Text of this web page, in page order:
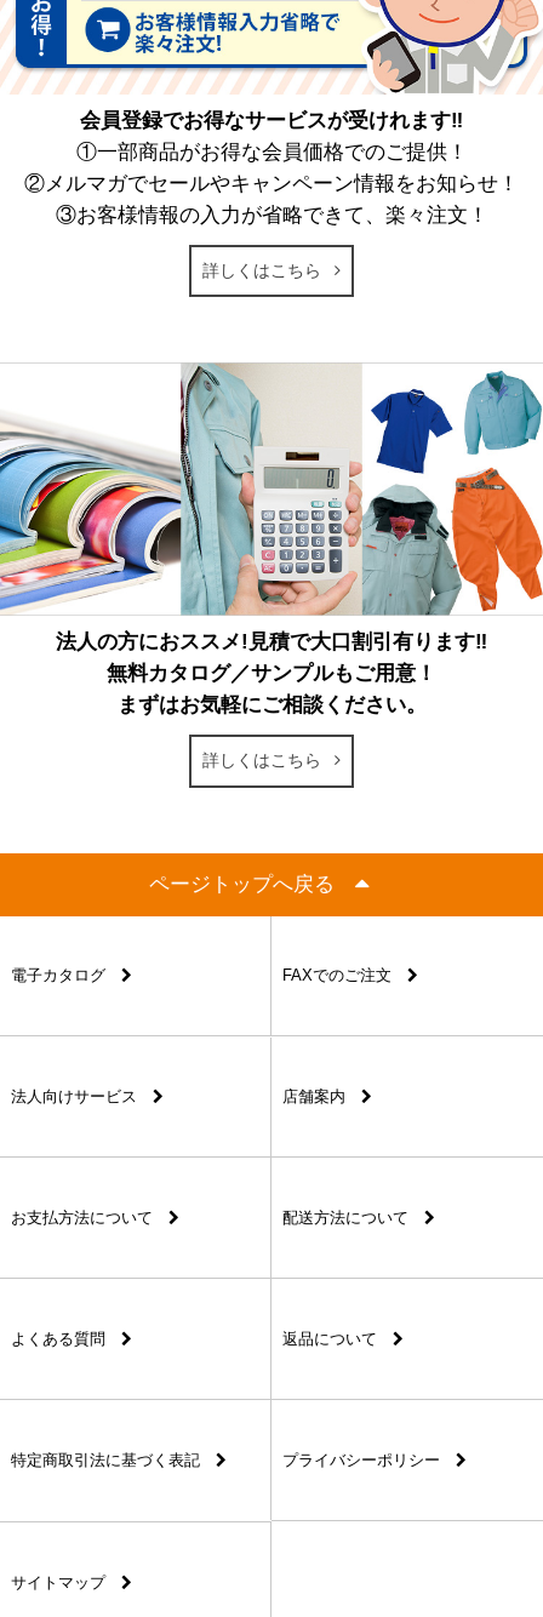
会員登録でお得なサービスが受けれます‼
①一部商品がお得な会員価格でのご提供！
②メルマガでセールやキャンペーン情報をお知らせ！
③お客様情報の入力が省略できて、楽々注文！
詳しくはこちら
法人の方におススメ!見積で大口割引有ります‼
無料カタログ／サンプルもご用意！
まずはお気軽にご相談ください。
詳しくはこちら
ページトップへ戻る
電子カタログ FAXでのご注文
法人向けサービス 店舗案内
お支払方法について 配送方法について
よくある質問 返品について
特定商取引法に基づく表記 プライバシーポリシー
サイトマップ